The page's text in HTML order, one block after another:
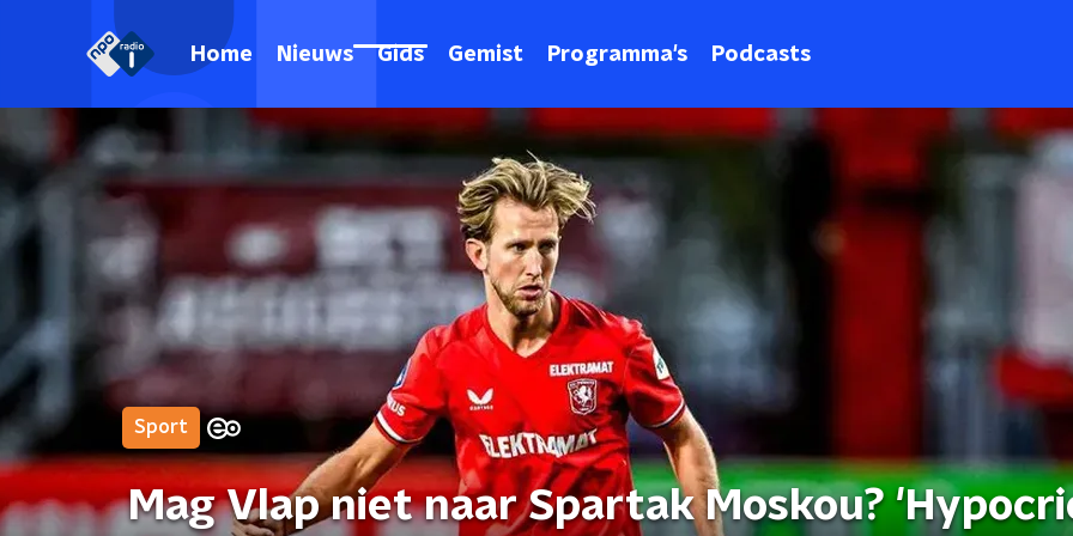
Home Nieuws Gids Gemist Programma's Podcasts
Sport
Mag Vlap niet naar Spartak Moskou?